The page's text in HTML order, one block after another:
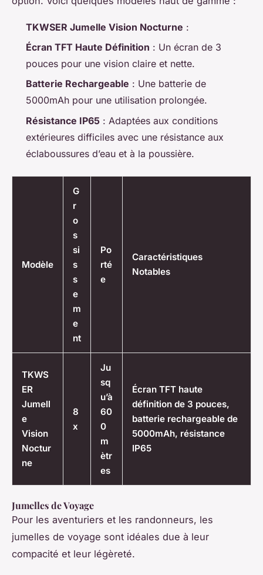
TKWSER Jumelle Vision Nocturne :
Écran TFT Haute Définition : Un écran de 3
pouces pour une vision claire et nette.
Batterie Rechargeable : Une batterie de
5000mAh pour une utilisation prolongée.
Résistance IP65 : Adaptées aux conditions
extérieures difficiles avec une résistance aux
éclaboussures d’eau et à la poussière.
Modèle
G
r
o
s
si
s
s
e
m
e
nt
Po
rté
e
Caractéristiques
Notables
TKWS
ER
Jumell
e
Vision
Noctur
ne
8
x
Ju
sq
u’à
60
0
m
ètr
es
Écran TFT haute
définition de 3 pouces,
batterie rechargeable de
5000mAh, résistance
IP65
Jumelles de Voyage
Pour les aventuriers et les randonneurs, les
jumelles de voyage sont idéales due à leur
compacité et leur légèreté.